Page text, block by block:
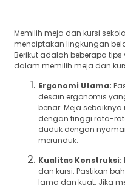
Memilih meja dan kursi
menciptakan lingkungan
Berikut adalah beberapa
dalam memilih meja dan
Ergonomi Utama:
desain ergonomis
benar. Meja
dengan tinggi rata-
duduk dengan
merunduk.
Kualitas Konstruksi:
dan kursi. Pastikan
lama dan kuat. Jika